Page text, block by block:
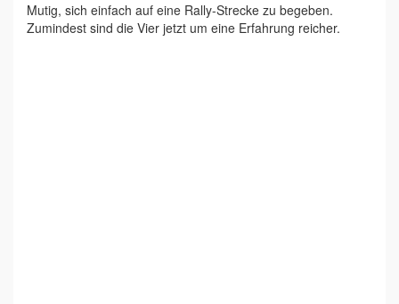
Mutig, sich einfach auf eine Rally-Strecke zu begeben.
Zumindest sind die Vier jetzt um eine Erfahrung reicher.